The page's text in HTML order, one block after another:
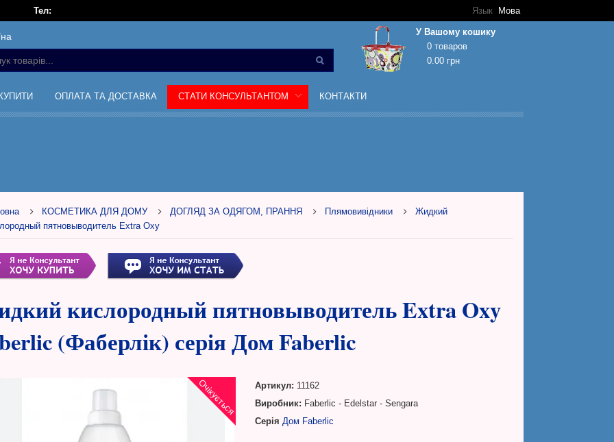
Язык Мова
Тел:
У Вашому кошику
0 товаров
0.00 грн
Кошик покупок порожній!
ОПЛАТА ТА ДОСТАВКА СТАТИ КОНСУЛЬТАНТОМ КОНТАКТИ
КОСМЕТИКА ДЛЯ ДОМУ ДОГЛЯД ЗА ОДЯГОМ, ПРАННЯ Плямовивідники
Жидкий
пятновыводитель Extra Oxy
кислородный пятновыводитель Extra Oxy
(Фаберлік) серія Дом Faberlic
Очікується Артикул: 11162
Виробник: Faberlic - Edelstar - Sengara
Серія Дом Faberlic